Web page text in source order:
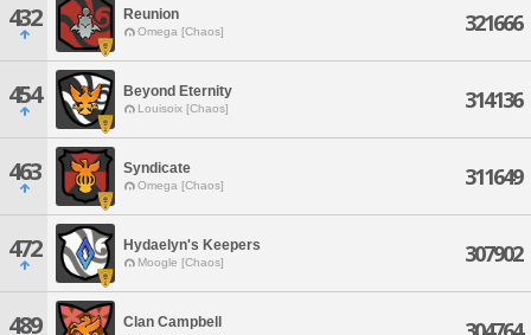
432 Reunion
Omega [Chaos] 321666
454 Beyond Eternity
Louisoix [Chaos] 314136
463 Syndicate
Omega [Chaos] 311649
472 Hydaelyn's Keepers
Moogle [Chaos] 307902
489 Clan Campbell